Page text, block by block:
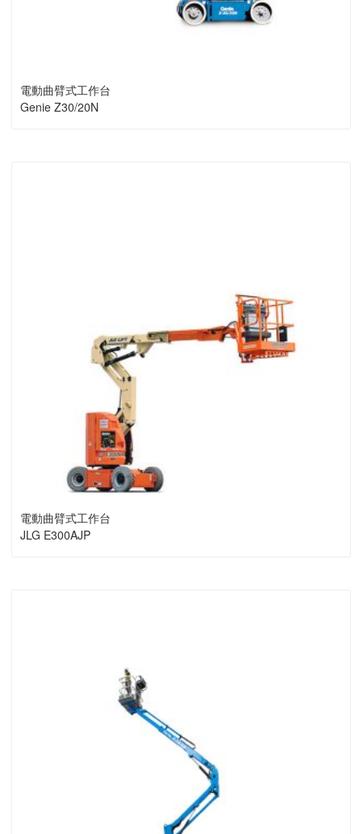
電動曲臂式工作台
Genie Z30/20N
電動曲臂式工作台
JLG E300AJP